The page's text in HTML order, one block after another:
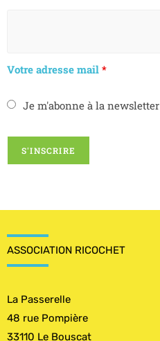
Votre adresse mail *
Je m'abonne à la newsletter
ASSOCIATION RICOCHET
La Passerelle
48 rue Pompière
33110 Le Bouscat